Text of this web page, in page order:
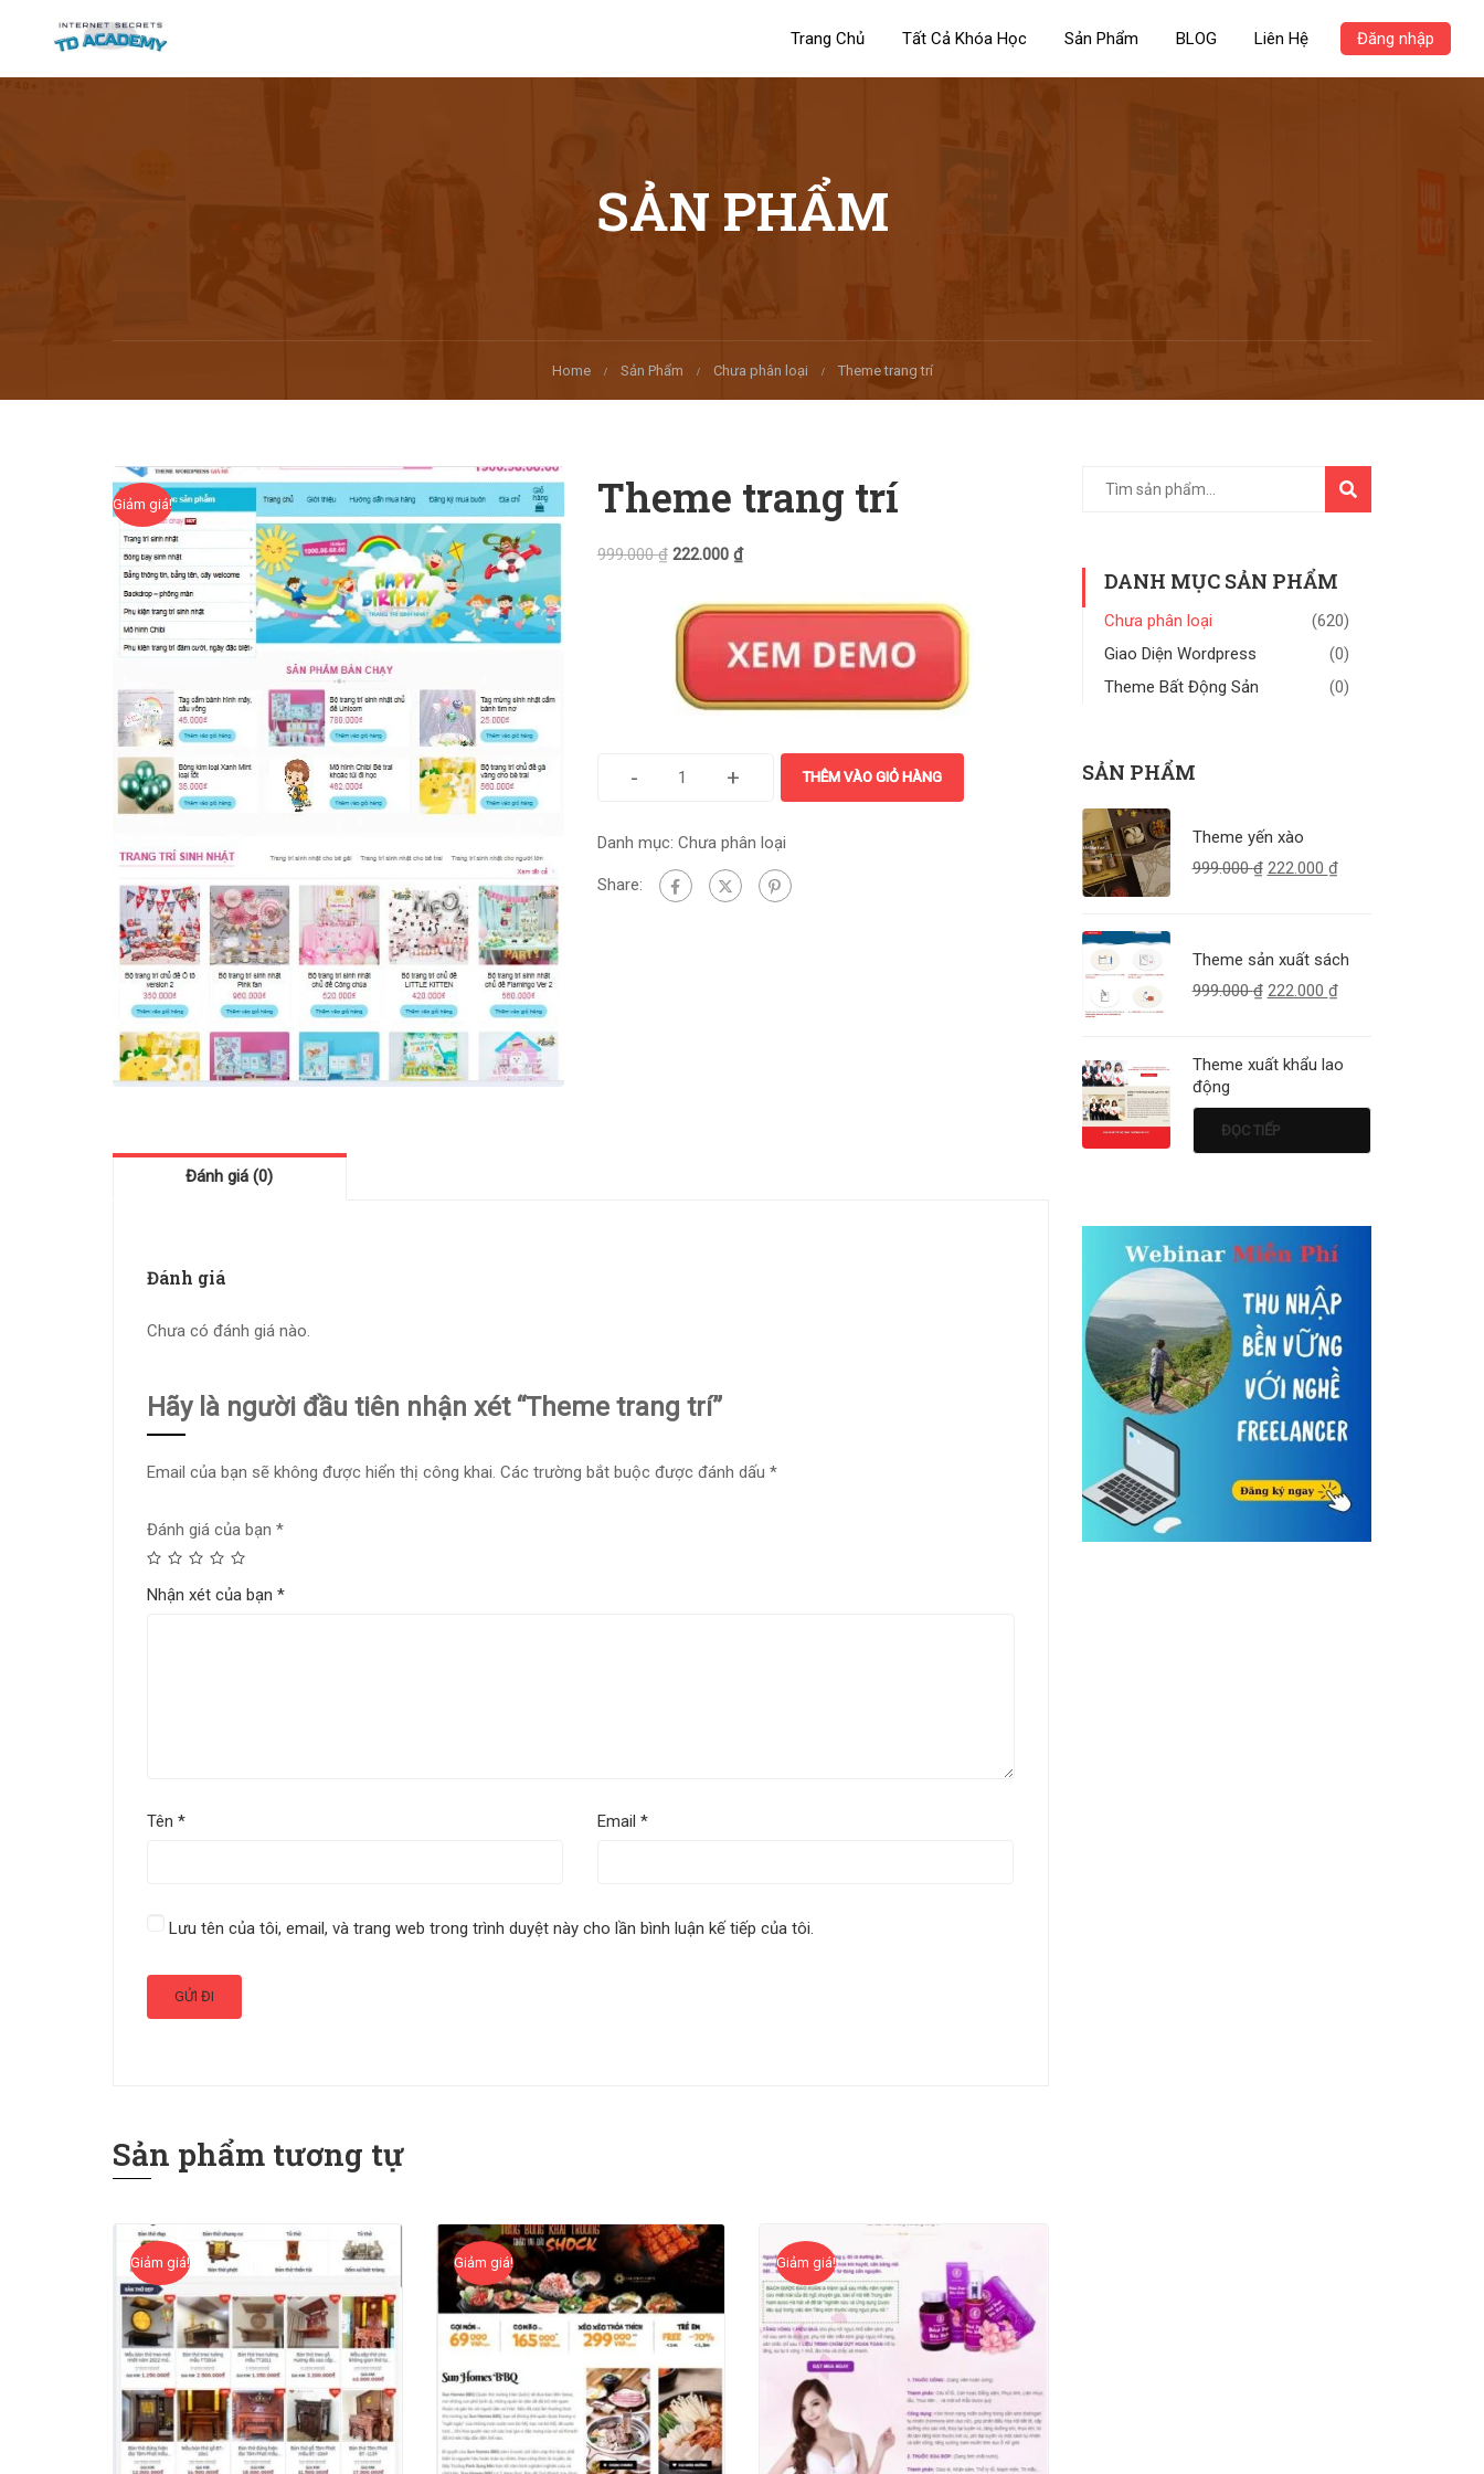
Trang Chủ Tất Cả Khóa Học Sản Phẩm BLOG Liên Hệ Đăng nhập
SẢN PHẨM
Home Sản Phẩm Chưa phân loại Theme trang trí
Giảm giá! Theme trang trí
999.000₫ 222.000 ₫
- + THÊM VÀO GIỎ HÀNG
Danh mục: Chưa phân loại
Share:
Đánh giá (0)
Đánh giá
Chưa có đánh giá nào.
Hãy là người đầu tiên nhận xét “Theme trang trí”
Email của bạn sẽ không được hiển thị công khai. Các trường bắt buộc được đánh dấu *
Đánh giá của bạn *
Nhận xét của bạn *
Tên * Email*
Lưu tên của tôi, email, và trang web trong trình duyệt này cho lần bình luận kế tiếp của tôi.
Sản phẩm tương tự
Giảm giá! Giảm giá! Giảm giá!
TÌM
KIẾM
DANH MỤC SẢN PHẨM
Chưa phân loại
(620)
Giao Diện Wordpress
(0)
Theme Bất Động Sản
(0)
SẢN PHẨM
Theme yến xào
999.000₫ 222.000 ₫
Theme sản xuất sách
999.000₫ 222.000 ₫
Theme xuất khẩu lao
động
ĐỌC TIẾP